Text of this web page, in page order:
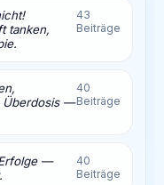
tanken,
43
Beiträge
Überdosis —
40
Beiträge
—
40
Beiträge